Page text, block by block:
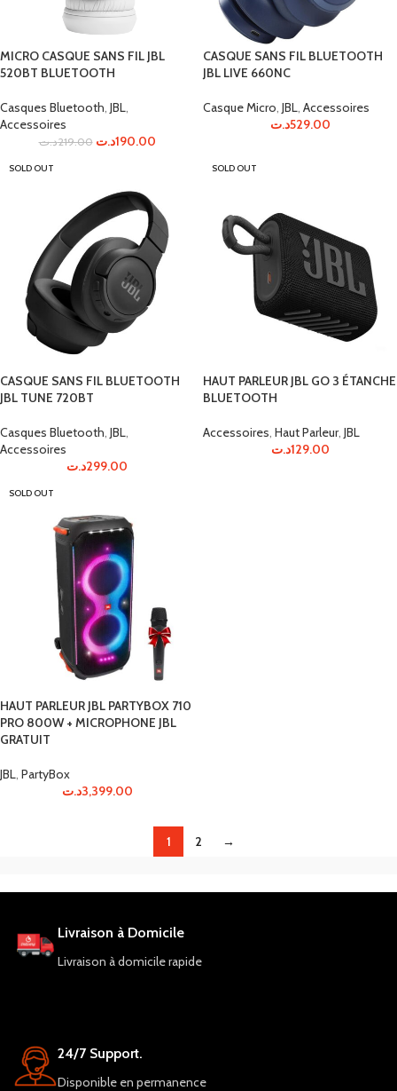
MICRO CASQUE SANS FIL JBL
520BT BLUETOOTH
Casques Bluetooth, JBL,
Accessoires
219.00د.ت 190.00د.ت
CASQUE SANS FIL BLUETOOTH
JBL LIVE 660NC
Casque Micro, JBL, Accessoires
529.00د.ت
SOLD OUT
CASQUE SANS FIL BLUETOOTH
JBL TUNE 720BT
Casques Bluetooth, JBL,
Accessoires
299.00د.ت
SOLD OUT
HAUT PARLEUR JBL GO 3 ÉTANCHE
BLUETOOTH
Accessoires, Haut Parleur, JBL
129.00د.ت
SOLD OUT
HAUT PARLEUR JBL PARTYBOX 710
PRO 800W + MICROPHONE JBL
GRATUIT
JBL, PartyBox
3,399.00د.ت
1 2 →
Livraison à Domicile
Livraison à domicile rapide
24/7 Support.
Disponible en permanence